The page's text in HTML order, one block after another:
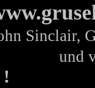
Sinclair,
und